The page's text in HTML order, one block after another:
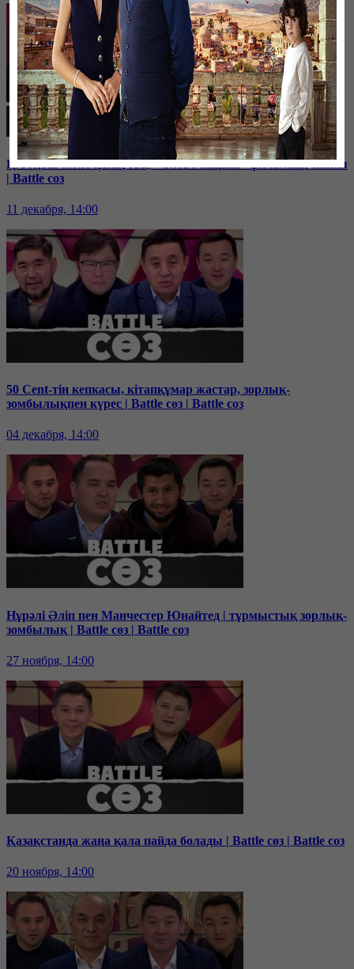
Қ.Тоқаев және қазақ тілі, «Слово пацана» фильмінің зияны
| Battle соз
11 декабря, 14:00
50 Cent-тің кепкасы, кітапқұмар жастар, зорлық-
зомбылықпен күрес | Battle сөз | Battle соз
04 декабря, 14:00
Нұрәлі Әліп пен Манчестер Юнайтед | тұрмыстық зорлық-
зомбылық | Battle сөз | Battle соз
27 ноября, 14:00
Қазақстанда жаңа қала пайда болады | Battle сөз | Battle соз
20 ноября, 14:00